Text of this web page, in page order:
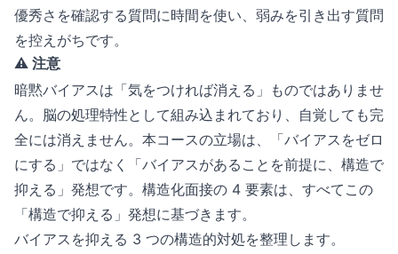
優秀さを確認する質問に時間を使い、弱みを引き出す質問
を控えがちです。
⚠️ 注意
暗黙バイアスは「気をつければ消える」ものではありませ
ん。脳の処理特性として組み込まれており、自覚しても完
全には消えません。本コースの立場は、「バイアスをゼロ
にする」ではなく「バイアスがあることを前提に、構造で
抑える」発想です。構造化面接の 4 要素は、すべてこの
「構造で抑える」発想に基づきます。
バイアスを抑える 3 つの構造的対処を整理します。